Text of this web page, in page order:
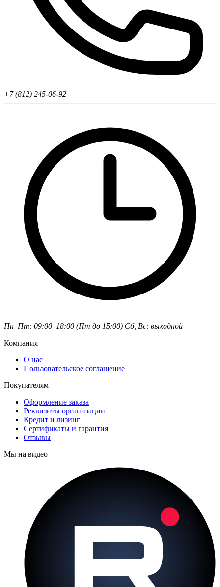
+7 (812) 245-06-92
Пн–Пт: 09:00–18:00 (Пт до 15:00) Сб, Вс: выходной
Компания
О нас
Пользовательское соглашение
Покупателям
Оформление заказа
Реквизиты организации
Кредит и лизинг
Сертификаты и гарантия
Отзывы
Мы на видео